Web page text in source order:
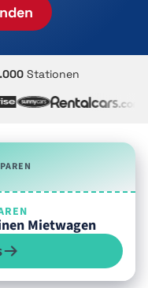
Stationen
Mietwagen